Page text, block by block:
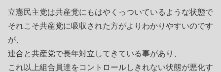
立憲民主党は共産党にもはやくっついているような状態で
それこそ共産党に吸収された方がよりわかりやすいのです
が、
連合と共産党で長年対立してきている事があり、
これ以上組合員達をコントロールしきれない状態が悪化す